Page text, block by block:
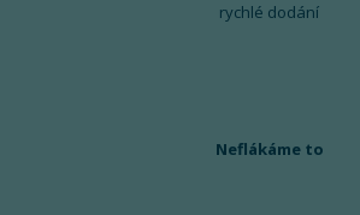
rychlé dodání
Neflákáme to